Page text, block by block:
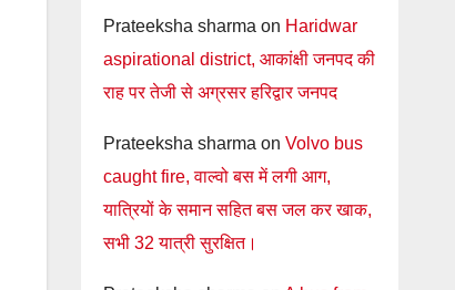
Prateeksha sharma on Haridwar
aspirational district, आकांक्षी जनपद की
राह पर तेजी से अग्रसर हरिद्वार जनपद
Prateeksha sharma on Volvo bus
caught fire, वाल्वो बस में लगी आग,
यात्रियों के समान सहित बस जल कर खाक,
सभी 32 यात्री सुरक्षित।